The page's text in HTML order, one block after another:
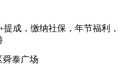
提成，缴纳社保，年节福利，
舜泰广场